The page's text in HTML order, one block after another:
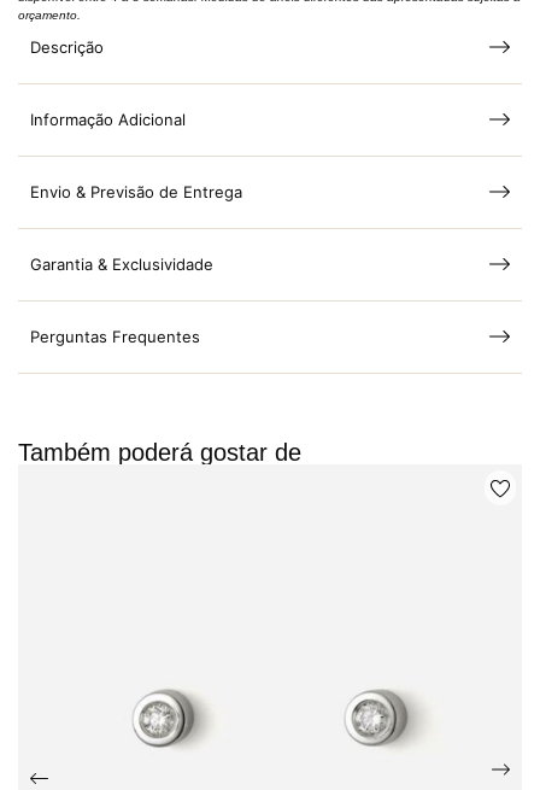
orçamento.
Descrição
Informação Adicional
Envio & Previsão de Entrega
Garantia & Exclusividade
Perguntas Frequentes
Também poderá gostar de